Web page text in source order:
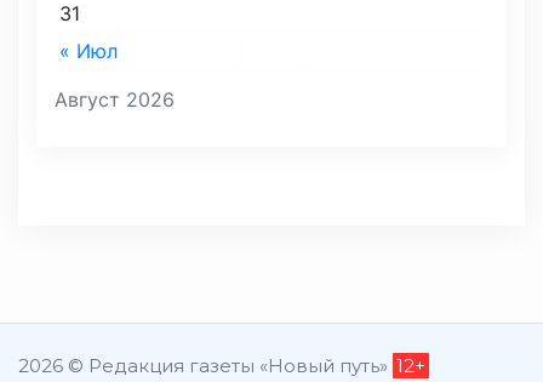
Август 2026
« Июл
31
2026 © Редакция газеты «Новый путь» 12+